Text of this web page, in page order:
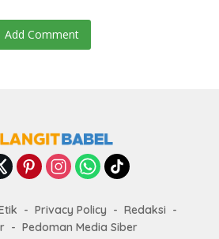
Add Comment
Privacy Policy
Redaksi
Pedoman Media Siber